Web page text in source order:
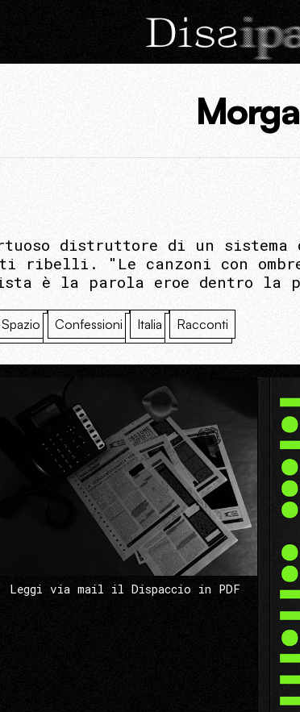
distruttore di un
"Le canzoni con ombre
è la parola eroe dentro
Confessioni Italia Racconti
Leggi via mail il Dispaccio in PDF